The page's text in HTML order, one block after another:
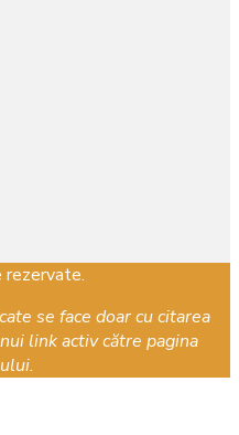
se face doar cu citarea
link activ către pagina